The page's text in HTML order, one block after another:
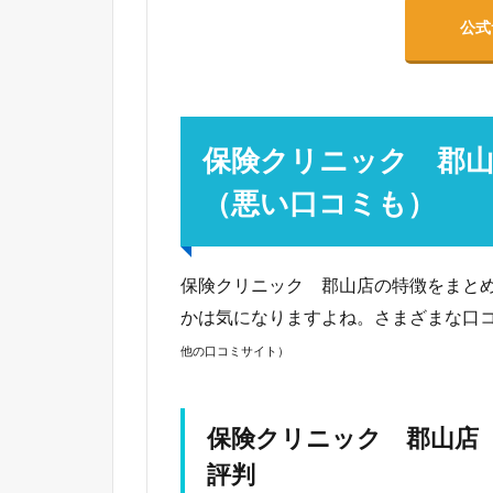
公
保険クリニック 郡
（悪い口コミも）
保険クリニック 郡山店の特徴をまと
かは気になりますよね。さまざまな口
他の口コミサイト）
保険クリニック 郡山店
評判